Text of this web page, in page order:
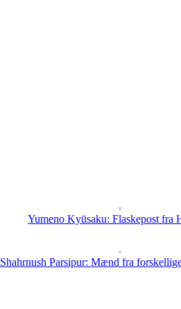
Yumeno Kyūsaku: Flaskepost fra
Shahrnush Parsipur: Mænd fra